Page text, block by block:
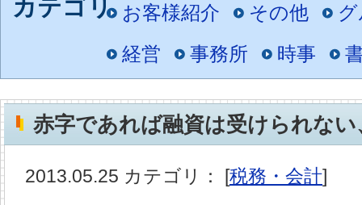
お客様紹介 その他
経営
事務所 時事
赤字であれば融資は受けられな
2013.05.25 カテゴリ： [税務・会計]